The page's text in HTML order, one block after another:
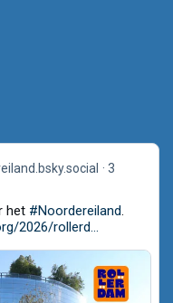
3
het #Noordereiland.
2026/rollerd...